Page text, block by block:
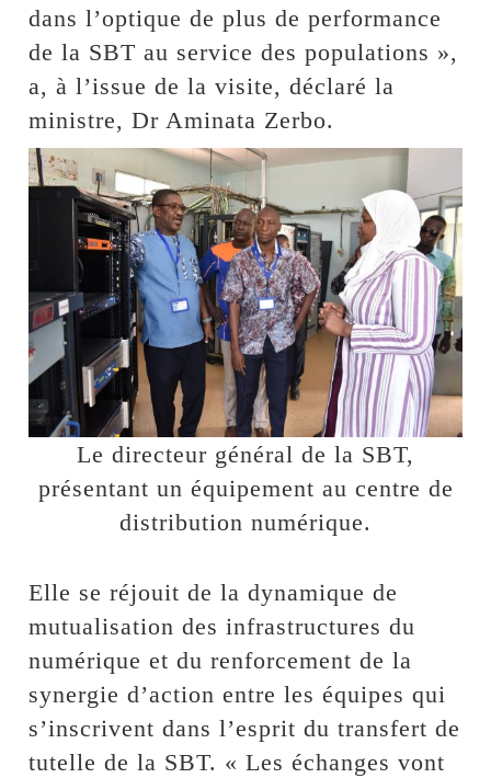
dans l’optique de plus de performance
de la SBT au service des populations »,
a, à l’issue de la visite, déclaré la
ministre, Dr Aminata Zerbo.
Le directeur général de la SBT,
présentant un équipement au centre de
distribution numérique.
Elle se réjouit de la dynamique de
mutualisation des infrastructures du
numérique et du renforcement de la
synergie d’action entre les équipes qui
s’inscrivent dans l’esprit du transfert de
tutelle de la SBT. « Les échanges vont